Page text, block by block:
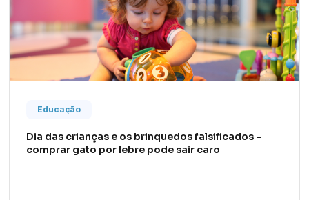
Educação
Dia das crianças e os brinquedos falsificados –
comprar gato por lebre pode sair caro